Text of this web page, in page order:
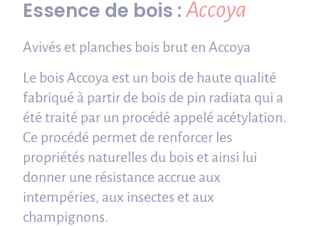
Essence de bois :Accoya
Avivés et planches bois brut en Accoya
Le bois Accoya est un bois de haute qualité
fabriqué à partir de bois de pin radiata qui a
été traité par un procédé appelé acétylation.
Ce procédé permet de renforcer les
propriétés naturelles du bois et ainsi lui
donner une résistance accrue aux
intempéries, aux insectes et aux
champignons.